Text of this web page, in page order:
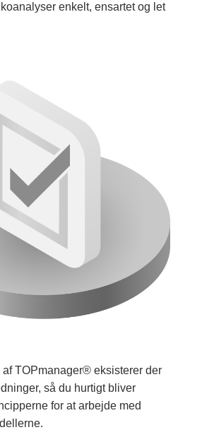
enkelt, ensartet og let
af TOPmanager® eksisterer der
så du hurtigt bliver
for at arbejde med